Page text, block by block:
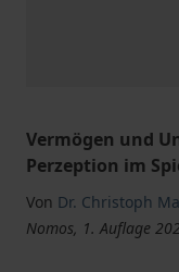
Vermögen und
Perzeption im
Von Dr. Christoph
Nomos, 1. Auflage